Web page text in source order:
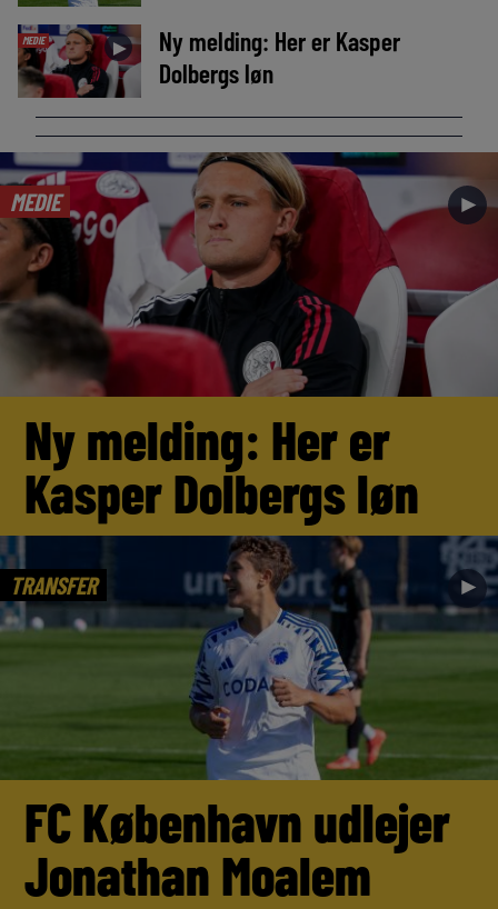
MEDIE ►
Ny melding: Her er Kasper
Dolbergs løn
MEDIE ►
Ny melding: Her er
Kasper Dolbergs løn
TRANSFER ►
FC København udlejer
Jonathan Moalem